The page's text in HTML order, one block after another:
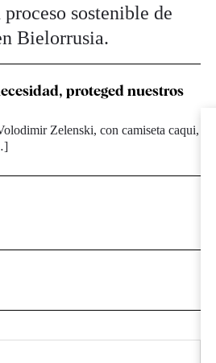
sostenible de
Bielorrusia.
proteged nuestros
Zelenski, con camiseta caqui,